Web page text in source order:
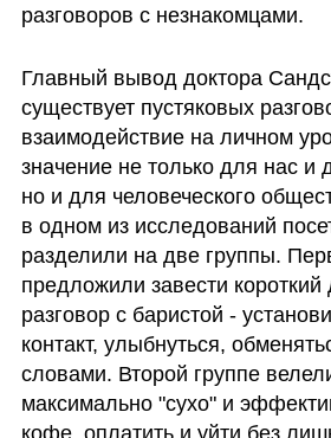
разговоров с незнакомцами.
Главный вывод доктора
существует пустяковых
взаимодействие на личном
значение не только для нас и
но и для человеческого
в одном из исследований
разделили на две группы.
предложили завести
разговор с баристой -
контакт, улыбнуться,
словами. Второй группе
максимально "сухо" и